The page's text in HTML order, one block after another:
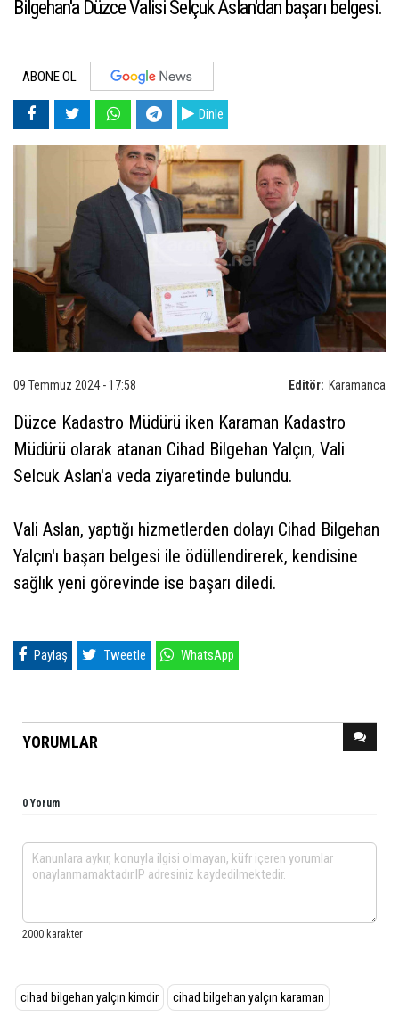
Bilgehan'a Düzce Valisi Selçuk Aslan'dan başarı belgesi.
ABONE OL
Dinle
Editör: Karamanca
09 Temmuz 2024 - 17:58
Düzce Kadastro Müdürü iken Karaman Kadastro
Müdürü olarak atanan Cihad Bilgehan Yalçın, Vali
Selcuk Aslan'a veda ziyaretinde bulundu.
Vali Aslan, yaptığı hizmetlerden dolayı Cihad Bilgehan
Yalçın'ı başarı belgesi ile ödüllendirerek, kendisine
sağlık yeni görevinde ise başarı diledi.
Paylaş Tweetle WhatsApp
YORUMLAR
0 Yorum
cihad bilgehan yalçın kimdir cihad bilgehan yalçın karaman